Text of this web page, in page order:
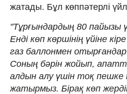
жатады. Бұл көппәтерлі
"Тұрғындардың 80 пайызы
Енді көп көршінің үйіне
газ баллонмен
Соның бәрін жойып,
алдын алу үшін тоқ пешке
жатырмыз. Бірақ көп